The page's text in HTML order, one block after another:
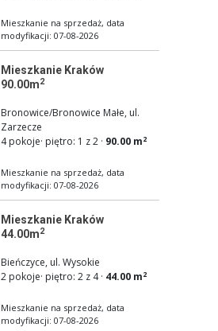
Mieszkanie na sprzedaż, data
modyfikacji: 07-08-2026
Mieszkanie Kraków
90.00m2
Bronowice/Bronowice Małe, ul.
Zarzecze
4 pokoje· piętro: 1 z 2 · 90.00 m2
Mieszkanie na sprzedaż, data
modyfikacji: 07-08-2026
Mieszkanie Kraków
44.00m2
Bieńczyce, ul. Wysokie
2 pokoje· piętro: 2 z 4· 44.00 m2
Mieszkanie na sprzedaż, data
modyfikacji: 07-08-2026